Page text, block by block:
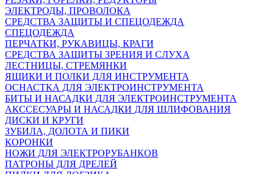
ЭЛЕКТРОДЫ, ПРОВОЛОКА
СРЕДСТВА ЗАЩИТЫ И СПЕЦОДЕЖДА
СПЕЦОДЕЖДА
ПЕРЧАТКИ, РУКАВИЦЫ, КРАГИ
СРЕДСТВА ЗАЩИТЫ ЗРЕНИЯ И СЛУХА
ЛЕСТНИЦЫ, СТРЕМЯНКИ
ЯЩИКИ И ПОЛКИ ДЛЯ ИНСТРУМЕНТА
ОСНАСТКА ДЛЯ ЭЛЕКТРОИНСТРУМЕНТА
БИТЫ И НАСАДКИ ДЛЯ ЭЛЕКТРОИНСТРУМЕНТА
АКССЕСУАРЫ И НАСАДКИ ДЛЯ ШЛИФОВАНИЯ
ДИСКИ И КРУГИ
ЗУБИЛА, ДОЛОТА И ПИКИ
КОРОНКИ
НОЖИ ДЛЯ ЭЛЕКТРОРУБАНКОВ
ПАТРОНЫ ДЛЯ ДРЕЛЕЙ